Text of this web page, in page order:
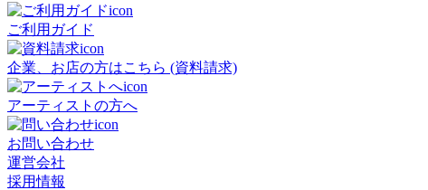
ご利用ガイド
企業、お店の方はこちら (資料請求)
アーティストの方へ
お問い合わせ
運営会社
採用情報